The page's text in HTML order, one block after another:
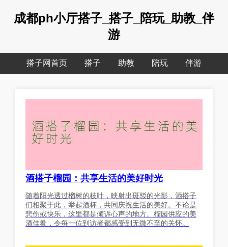
成都ph小厅搭子_搭子_陪玩_助教_伴
游
搭子网首页 搭子 助教 陪玩 伴游
酒搭子榴园：共享生活的美好时光
随着阳光透过榴树的枝叶，映射出斑驳的光影，酒搭子
们相聚于此，举起酒杯，共同庆祝生活的美好。不论是
悲伤或快乐，这里都是倾诉心声的地方。榴园供应的美
酒佳肴，令每一位到访者都感受到无微不至的关怀。